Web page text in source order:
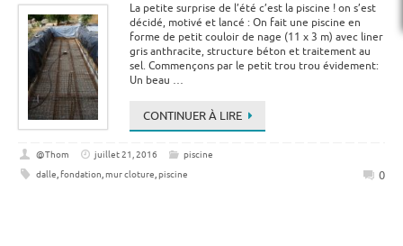
La petite surprise de l’été c’est la piscine ! on s’est
décidé, motivé et lancé : On fait une piscine en
forme de petit couloir de nage (11 x 3 m) avec liner
gris anthracite, structure béton et traitement au
sel. Commençons par le petit trou trou évidement:
Un beau …
CONTINUER À LIRE
@Thom juillet 21, 2016
piscine
dalle,fondation,mur cloture,piscine 0